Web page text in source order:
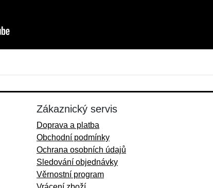
Zákaznický servis
Doprava a platba
Obchodní podmínky
Ochrana osobních údajů
Sledování objednávky
Věrnostní program